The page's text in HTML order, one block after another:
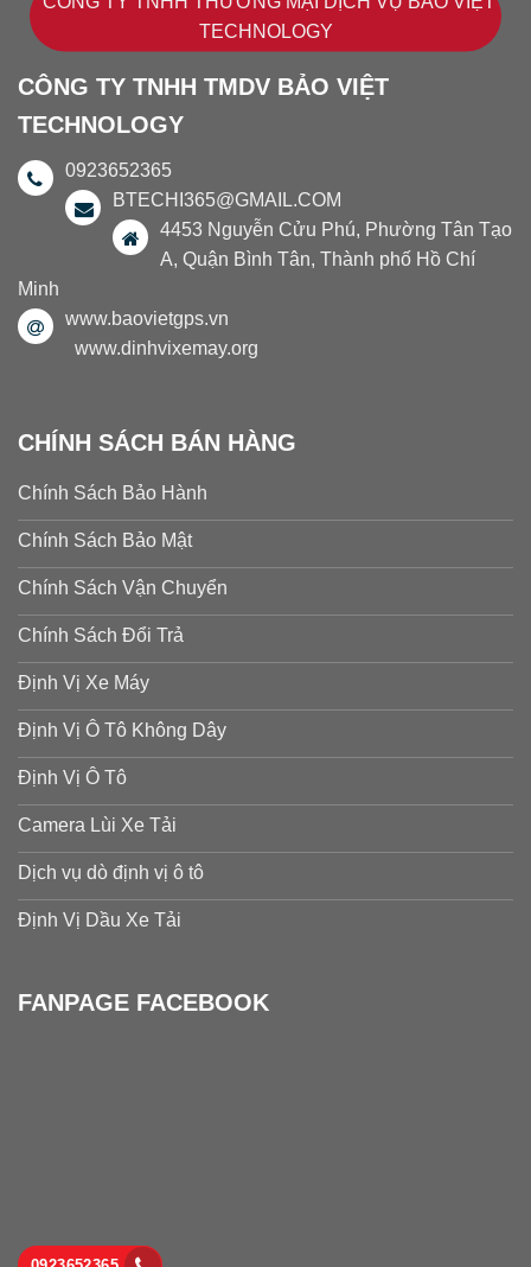
TECHNOLOGY
CÔNG TY TNHH TMDV BẢO VIỆT
TECHNOLOGY
0923652365
BTECHI365@GMAIL.COM
4453 Nguyễn Cửu Phú, Phường Tân Tạo
A, Quận Bình Tân, Thành phố Hồ Chí
Minh
www.baovietgps.vn
www.dinhvixemay.org
CHÍNH SÁCH BÁN HÀNG
Chính Sách Bảo Hành
Chính Sách Bảo Mật
Chính Sách Vận Chuyển
Chính Sách Đổi Trả
Định Vị Xe Máy
Định Vị Ô Tô Không Dây
Định Vị Ô Tô
Camera Lùi Xe Tải
Dịch vụ dò định vị ô tô
Định Vị Dầu Xe Tải
FANPAGE FACEBOOK